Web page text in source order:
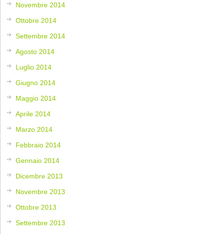
Novembre 2014
Ottobre 2014
Settembre 2014
Agosto 2014
Luglio 2014
Giugno 2014
Maggio 2014
Aprile 2014
Marzo 2014
Febbraio 2014
Gennaio 2014
Dicembre 2013
Novembre 2013
Ottobre 2013
Settembre 2013